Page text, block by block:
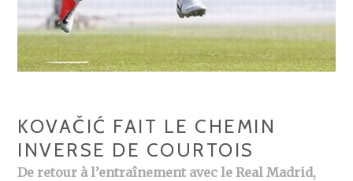
KOVAČIĆ FAIT LE CHEMIN
INVERSE DE COURTOIS
De retour à l’entraînement avec le Real Madrid,